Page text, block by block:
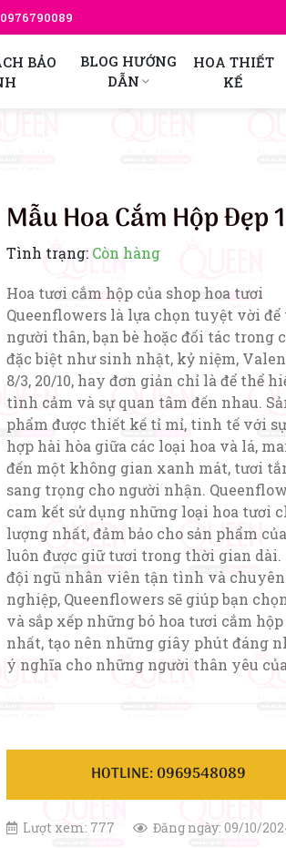
BẢO
BLOG HƯỚNG
DẪN
HOA THIẾT
KẾ
Mẫu Hoa Cắm Hộp Đẹp
Tình trạng: Còn hàng
Hoa tươi cắm hộp của shop hoa tươi
Queenflowers là lựa chọn tuyệt vời để
người thân, bạn bè hoặc đối tác trong
đặc biệt như sinh nhật, kỷ niệm,
8/3, 20/10, hay đơn giản chỉ là để thể
tình cảm và sự quan tâm đến nhau.
phẩm được thiết kế tỉ mỉ, tinh tế với
hợp hài hòa giữa các loại hoa và lá,
đến một không gian xanh mát, tươi
sang trọng cho người nhận.
cam kết sử dụng những loại hoa tươi
lượng nhất, đảm bảo cho sản phẩm
luôn được giữ tươi trong thời gian dài.
đội ngũ nhân viên tận tình và chuyên
nghiệp, Queenflowers sẽ giúp bạn
và sắp xếp những bó hoa tươi cắm hộp
nhất, tạo nên những giây phút đáng
ý nghĩa cho những người thân yêu
HOTLINE: 0969548089
Lượt xem: 777 Đăng ngày: 09/10/